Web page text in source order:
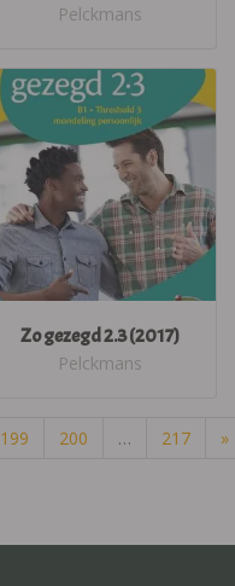
Pelckmans
Zo gezegd 2.3 (2017)
Pelckmans
199 200 … 217 »